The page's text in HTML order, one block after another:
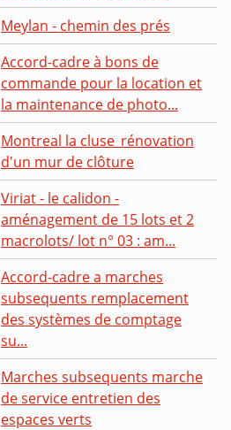
Meylan - chemin des prés
Accord-cadre à bons de
commande pour la location et
la maintenance de photo...
Montreal la cluse_rénovation
d'un mur de clôture
Viriat - le calidon -
aménagement de 15 lots et 2
macrolots/ lot n° 03 : am...
Accord-cadre a marches
subsequents remplacement
des systèmes de comptage
su...
Marches subsequents marche
de service entretien des
espaces verts